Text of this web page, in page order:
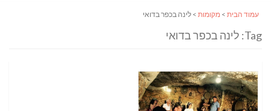
עמוד הבית > מקומות > לינה בכפר בדואי
Tag: לינה בכפר בדואי